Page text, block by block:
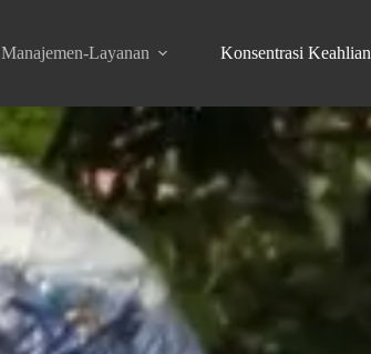
Manajemen-Layanan Konsentrasi Keahlian